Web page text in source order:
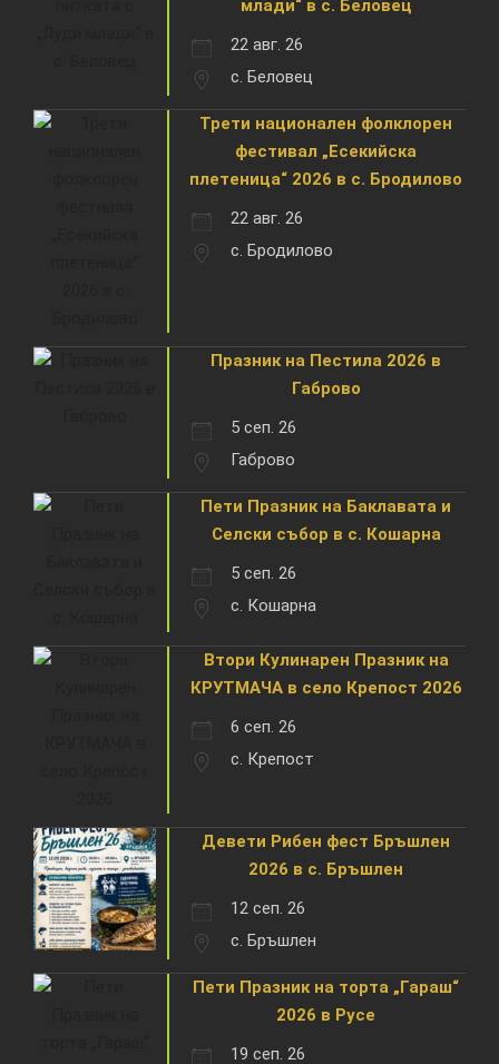
млади“ в с. Беловец
22 авг. 26
с. Беловец
Трети национален фолклорен
фестивал „Есекийска
плетеница“ 2026 в с. Бродилово
22 авг. 26
с. Бродилово
Празник на Пестила 2026 в
Габрово
5 сеп. 26
Габрово
Пети Празник на Баклавата и
Селски събор в с. Кошарна
5 сеп. 26
с. Кошарна
Втори Кулинарен Празник на
КРУТМАЧА в село Крепост 2026
6 сеп. 26
с. Крепост
Девети Рибен фест Бръшлен
2026 в с. Бръшлен
12 сеп. 26
с. Бръшлен
Пети Празник на торта „Гараш“
2026 в Русе
19 сеп. 26